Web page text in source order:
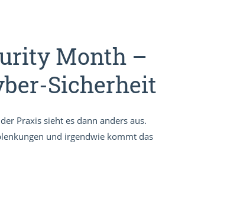
Month –
Sicherheit
Praxis sieht es dann anders aus.
und irgendwie kommt das